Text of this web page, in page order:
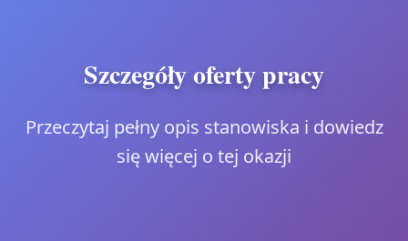
Szczegóły oferty pracy
Przeczytaj pełny opis stanowiska i dowiedz
się więcej o tej okazji